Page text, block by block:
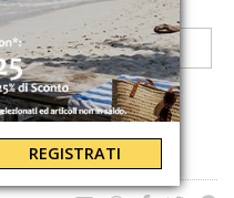
REGISTRATI